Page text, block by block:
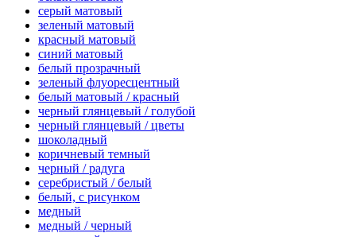
серый матовый
зеленый матовый
красный матовый
синий матовый
белый прозрачный
зеленый флуоресцентный
белый матовый / красный
черный глянцевый / голубой
черный глянцевый / цветы
шоколадный
коричневый темный
черный / радуга
серебристый / белый
белый, с рисунком
медный
медный / черный